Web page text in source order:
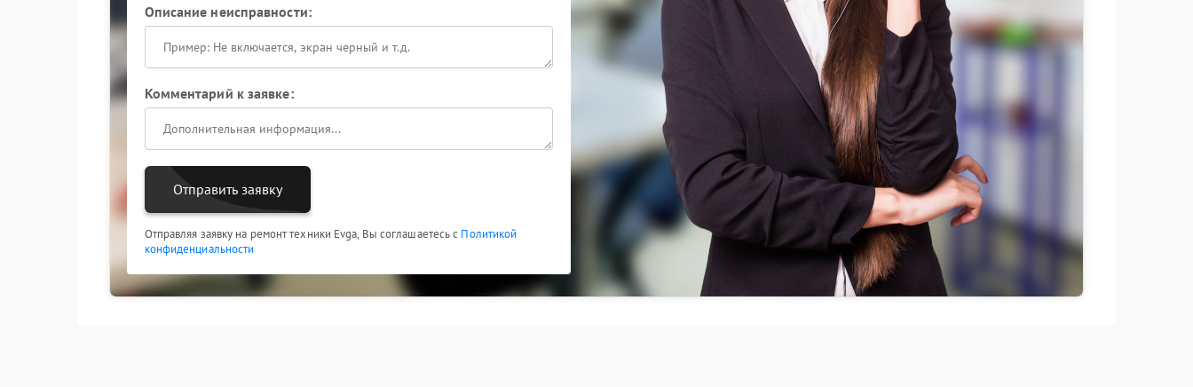
Описание неисправности:
Комментарий к заявке:
Отправить заявку
Отправляя заявку на ремонт техники Evga, Вы соглашаетесь с Политикой
конфиденциальности